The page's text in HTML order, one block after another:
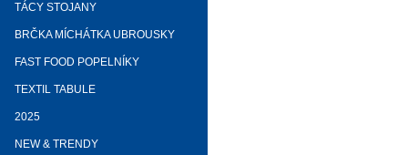
TÁCY STOJANY
BRČKA MÍCHÁTKA UBROUSKY
FAST FOOD POPELNÍKY
TEXTIL TABULE
2025
NEW & TRENDY